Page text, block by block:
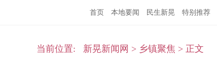
首页 本地要闻 民生新晃 特别推荐
当前位置: 新晃新闻网 > 乡镇聚焦 > 正文